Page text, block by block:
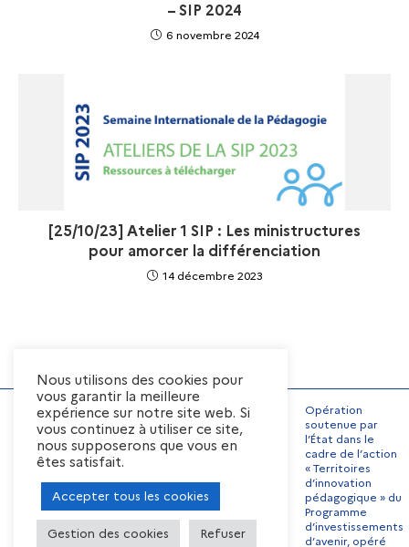
– SIP 2024
6 novembre 2024
[25/10/23] Atelier 1 SIP : Les ministructures
pour amorcer la différenciation
14 décembre 2023
Mentions Légales
d’utilisation
Préférences de cookies
Contact
Offres d’emplois
Opération
soutenue par
l’État dans le
cadre de l’action
« Territoires
d’innovation
pédagogique » du
Programme
d’investissements
d’avenir, opéré
Nous utilisons des cookies pour
vous garantir la meilleure
expérience sur notre site web. Si
vous continuez à utiliser ce site,
nous supposerons que vous en
êtes satisfait.
Accepter tous les cookies
Gestion des cookies Refuser